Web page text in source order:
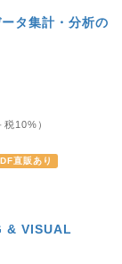
タ集計・分析の
税10%）
直販あり
& VISUAL